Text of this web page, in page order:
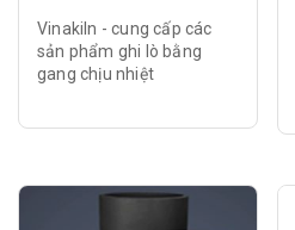
Vinakiln - cung cấp các
sản phẩm ghi lò bằng
gang chịu nhiệt